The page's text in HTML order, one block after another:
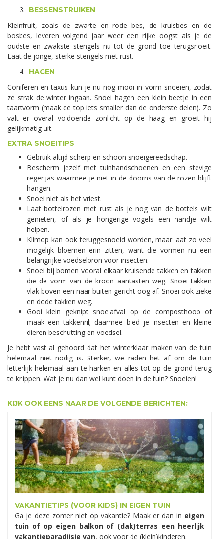
BESSENSTRUIKEN
Kleinfruit, zoals de zwarte en rode bes, de kruisbes en de
bosbes, leveren volgend jaar weer een rijke oogst als je de
oudste en zwakste stengels nu tot de grond toe terugsnoeit.
Laat de jonge, sterke stengels met rust.
HAGEN
Coniferen en taxus kun je nu nog mooi in vorm snoeien, zodat
ze strak de winter ingaan. Snoei hagen een klein beetje in een
taartvorm (maak de top iets smaller dan de onderste delen). Zo
valt er overal voldoende zonlicht op de haag en groeit hij
gelijkmatig uit.
EXTRA SNOEITIPS
Gebruik altijd scherp en schoon snoeigereedschap.
Bescherm jezelf met tuinhandschoenen en een stevige
regenjas waarmee je niet in de doorns van de rozen blijft
hangen.
Snoei niet als het vriest.
Laat bottelrozen met rust als je nog van de bottels wilt
genieten, of als je hongerige vogels een handje wilt
helpen.
Klimop kan ook teruggesnoeid worden, maar laat zo veel
mogelijk bloemen erin zitten, want die vormen nu een
belangrijke voedselbron voor insecten.
Snoei bij bomen vooral elkaar kruisende takken en takken
die de vorm van de kroon aantasten weg. Snoei takken
vlak boven een naar buiten gericht oog af. Snoei ook zieke
en dode takken weg.
Gooi klein geknipt snoeiafval op de composthoop of
maak een takkenril; daarmee bied je insecten en kleine
dieren beschutting en voedsel.
Je hebt vast al gehoord dat het winterklaar maken van de tuin
helemaal niet nodig is. Sterker, we raden het af om de tuin
letterlijk helemaal aan te harken en alles tot op de grond terug
te knippen. Wat je nu dan wel kunt doen in de tuin? Snoeien!
KIJK OOK EENS NAAR DE VOLGENDE BERICHTEN:
VAKANTIETIPS (VOOR KIDS) IN EIGEN TUIN
Ga je deze zomer niet op vakantie? Maak er dan in eigen
tuin of op eigen balkon of (dak)terras een heerlijk
vakantieparadijsje van, ook voor de (klein)kinderen.